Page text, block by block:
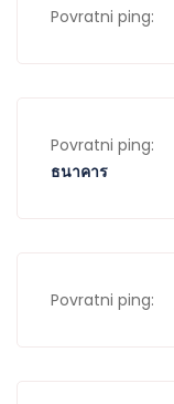
Povratni ping:
Povratni ping:
ธนาคาร
Povratni ping: